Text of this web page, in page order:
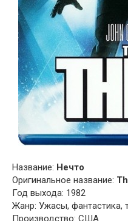
Название: Нечто
Оригинальное название:
Год выхода: 1982
Жанр: Ужасы, фантастика,
Производство: США